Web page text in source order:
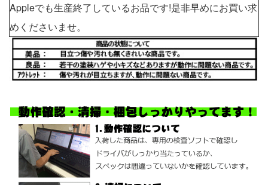
Appleでも生産終了しているお品です!是非早めにお買い求
めくださいませ。